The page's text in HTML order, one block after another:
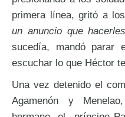
primera línea, gritó a
un anuncio que
sucedía, mandó parar
escuchar lo que Héctor
Una vez detenido el
Agamenón y